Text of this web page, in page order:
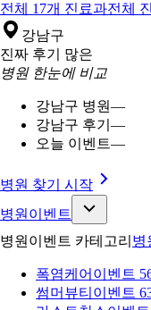
전체 17개 진료과전체
강남구
진짜 후기 많은
병원 한눈에 비교
강남구 병원—
강남구 후기 —
오늘 이벤트—
병원 찾기 시작
병원이벤트
병원이벤트 카테고리 병
폭염케어 이벤트
썸머뷰티 이벤트